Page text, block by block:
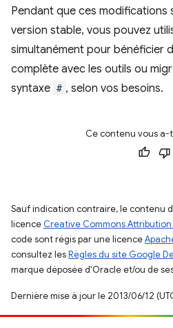
Pendant que ces modifications
version stable, vous pouvez
simultanément pour bénéficier
complète avec les outils ou
syntaxe # , selon vos besoins.
Ce contenu vous a-
Sauf indication contraire, le contenu
licence Creative Commons Attribution
code sont régis par une licence
consultez lesRègles du site Google
marque déposée d'Oracle et/ou de
Dernière mise à jour le 2013/06/12